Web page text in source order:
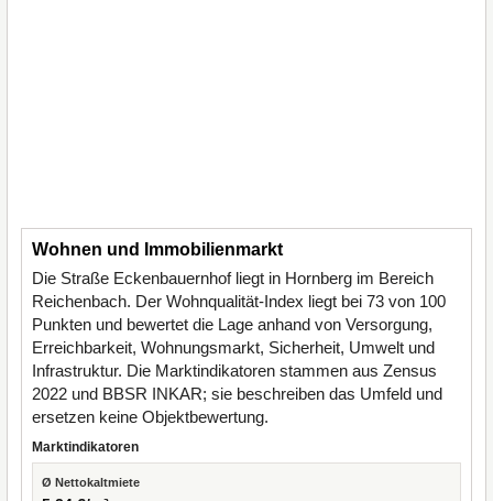
Wohnen und Immobilienmarkt
Die Straße Eckenbauernhof liegt in Hornberg im Bereich
Reichenbach. Der Wohnqualität-Index liegt bei 73 von 100
Punkten und bewertet die Lage anhand von Versorgung,
Erreichbarkeit, Wohnungsmarkt, Sicherheit, Umwelt und
Infrastruktur. Die Marktindikatoren stammen aus Zensus
2022 und BBSR INKAR; sie beschreiben das Umfeld und
ersetzen keine Objektbewertung.
Marktindikatoren
Ø Nettokaltmiete